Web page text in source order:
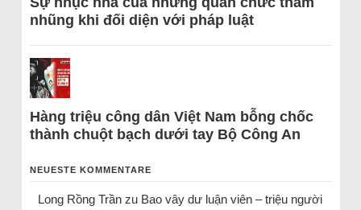
nhũng khi đối diện với pháp luật
Hàng triệu công dân Việt Nam bỗng chốc
thành chuột bạch dưới tay Bộ Công An
NEUESTE KOMMENTARE
Long Rồng Trầnzu Bao vây dư luận viên – triệu người